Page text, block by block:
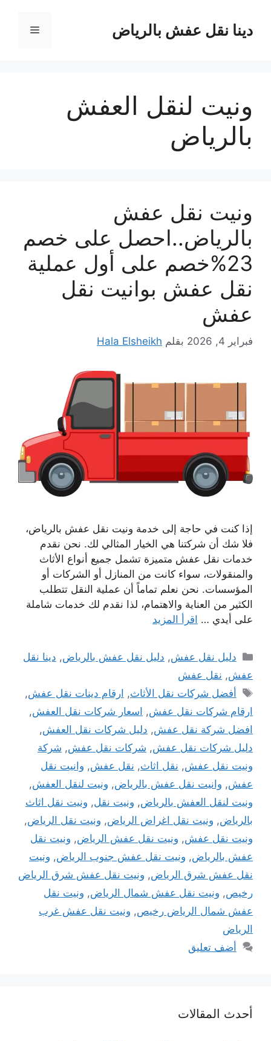
المحتوىدينا نقل عفش بالرياض القائمة
ونيت لنقل العفش
بالرياض
ونيت نقل عفش
بالرياض..احصل على خصم
23%خصم على أول عملية
نقل عفش بوانيت نقل
عفش
فبراير 4, 2026 بقلم Hala Elsheikh
إذا كنت في حاجة إلى خدمة ونيت نقل عفش بالرياض،
فلا شك أن شركتنا هي الخيار المثالي لك. نحن نقدم
خدمات نقل عفش متميزة تشمل جميع أنواع الأثاث
والمنقولات، سواء كانت من المنازل أو الشركات أو
المؤسسات. نحن نعلم تماماً أن عملية النقل تتطلب
الكثير من العناية والاهتمام، لذا نقدم لك خدمات شاملة
على أيدي … اقرأ المزيد
التصنيفات
دليل نقل عفش, دليل نقل عفش بالرياض, دينا نقل
عفش, نقل عفش
الوسوم
أفضل شركات نقل الأثاث, ارقام دينات نقل عفش,
ارقام شركات نقل عفش, اسعار شركات نقل العفش,
افضل شركة نقل عفش, دليل شركات نقل العفش,
دليل شركات نقل عفش, شركات نقل عفش, شركة
ونيت نقل عفش, نقل اثاث, نقل عفش, وانيت نقل
عفش, وانيت نقل عفش بالرياض, ونيت لنقل العفش,
ونيت لنقل العفش بالرياض, ونيت نقل, ونيت نقل اثاث
بالرياض, ونيت نقل اغراض الرياض, ونيت نقل الرياض,
ونيت نقل عفش, ونيت نقل عفش الرياض, ونيت نقل
عفش بالرياض, ونيت نقل عفش جنوب الرياض, ونيت
نقل عفش شرق الرياض, ونيت نقل عفش شرق الرياض
رخيص, ونيت نقل عفش شمال الرياض, ونيت نقل
عفش شمال الرياض رخيص, ونيت نقل عفش غرب
الرياض
أضف تعليق
أحدث المقالات